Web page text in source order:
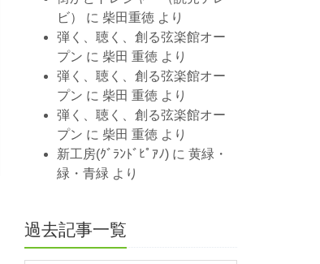
ビ）
に 柴田重徳より
弾く、聴く、創る弦楽館オー
プン に 柴田 重徳より
弾く、聴く、創る弦楽館オー
プン に 柴田 重徳より
弾く、聴く、創る弦楽館オー
プン に 柴田 重徳より
新工房(ｸﾞﾗﾝﾄﾞﾋﾟｱﾉ)に 黄緑・
緑・青緑 より
過去記事一覧